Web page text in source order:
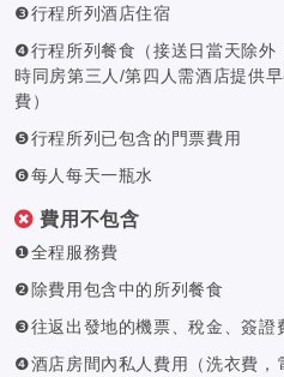
❸行程所列酒店住宿
❹行程所列餐食（接送日當天除外
時同房第三人/第四人需酒店提供
費）
❺行程所列已包含的門票費用
❻每人每天一瓶水
費用不包含
❶全程服務費
❷除費用包含中的所列餐食
❸往返出發地的機票、稅金、簽證
❹酒店房間內私人費用（洗衣費，